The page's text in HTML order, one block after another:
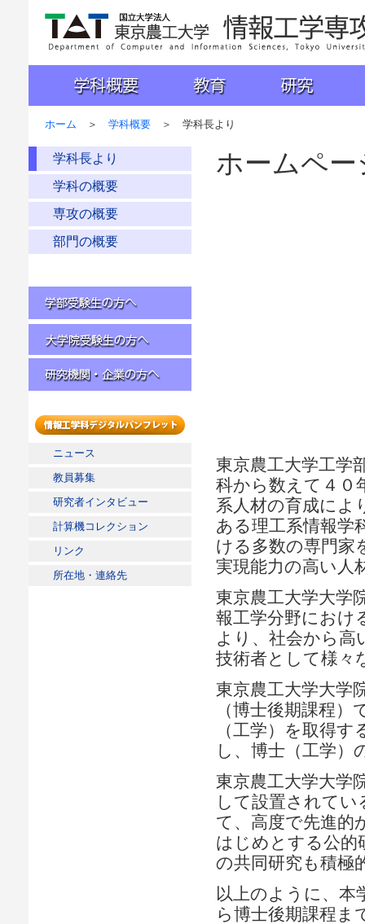
国立大学法人 東京農工大学 工学部 情報工学科
ホーム ＞ 学科概要 ＞ 学科長より
学科長より
学科の概要
専攻の概要
部門の概要
学部受験生の方へ
大学院受験生の方へ
ニュース
教員募集
研究者インタビュー
計算機コレクション
リンク
所在地・連絡先
ホームペ
東京農工大学工学
科から数えて４０
系人材の育成によ
ある理工系情報学
ける多数の専門家
実現能力の高い人
東京農工大学大学
報工学分野におけ
より、社会から高
技術者として様々
東京農工大学大学
（博士後期課程
（工学）を取得
し、博士（工学）
東京農工大学大学
して設置されてい
て、高度で先進的
はじめとする公的
の共同研究も積極
以上のように、本
ら博士後期課程ま